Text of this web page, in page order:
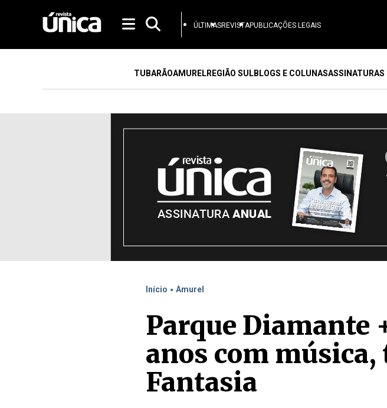
ÚLTIMASREVISTAPUBLICAÇÕES LEGAIS
TUBARÃOAMURELREGIÃO SULBLOGS E COLUNASASSINATURAS
Início . Amurel
Parque Diamante
anos com música,
Fantasia